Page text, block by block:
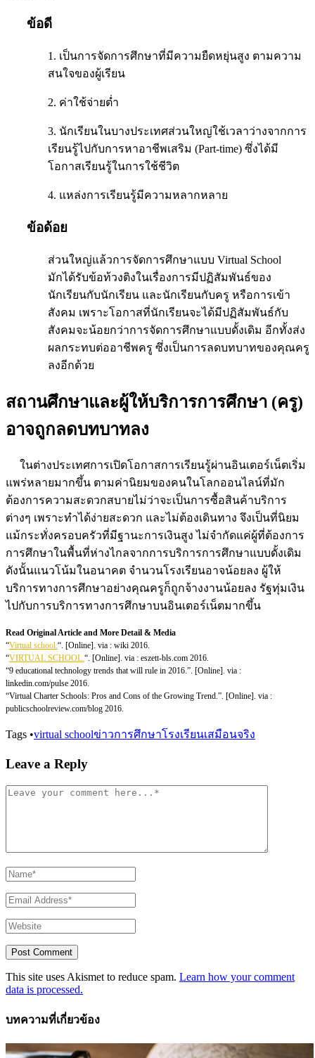
ข้อดี
1. เป็นการจัดการศึกษาที่มีความยืดหยุ่นสูง ตามความ
สนใจของผู้เรียน
2. ค่าใช้จ่ายต่ำ
3. นักเรียนในบางประเทศส่วนใหญ่ใช้เวลาว่างจากการ
เรียนรู้ไปกับการหาอาชีพเสริม (Part-time) ซึ่งได้มี
โอกาสเรียนรู้ในการใช้ชีวิต
4. แหล่งการเรียนรู้มีความหลากหลาย
ข้อด้อย
ส่วนใหญ่แล้วการจัดการศึกษาแบบ Virtual School
มักได้รับข้อท้วงติงในเรื่องการมีปฏิสัมพันธ์ของ
นักเรียนกับนักเรียน และนักเรียนกับครู หรือการเข้า
สังคม เพราะโอกาสที่นักเรียนจะได้มีปฏิสัมพันธ์กับ
สังคมจะน้อยกว่าการจัดการศึกษาแบบดั้งเดิม อีกทั้งส่ง
ผลกระทบต่ออาชีพครู ซึ่งเป็นการลดบทบาทของคุณครู
ลงอีกด้วย
สถานศึกษาและผู้ให้บริการการศึกษา (ครู)
อาจถูกลดบทบาทลง
ในต่างประเทศการเปิดโอกาสการเรียนรู้ผ่านอินเตอร์เน็ตเริ่ม
แพร่หลายมากขึ้น ตามค่านิยมของคนในโลกออนไลน์ที่มัก
ต้องการความสะดวกสบายไม่ว่าจะเป็นการซื้อสินค้าบริการ
ต่างๆ เพราะทำได้ง่ายสะดวก และไม่ต้องเดินทาง จึงเป็นที่นิยม
แม้กระทั่งครอบครัวที่มีฐานะการเงินสูง ไม่จำกัดแค่ผู้ที่ต้องการ
การศึกษาในพื้นที่ห่างไกลจากการบริการการศึกษาแบบดั้งเดิม
ดังนั้นแนวโน้มในอนาคต จำนวนโรงเรียนอาจน้อยลง ผู้ให้
บริการทางการศึกษาอย่างคุณครูก็ถูกจ้างงานน้อยลง รัฐทุ่มเงิน
ไปกับการบริการทางการศึกษาบนอินเตอร์เน็ตมากขึ้น
Read Original Article and More Detail & Media
“Virtual school.“. [Online]. via : wiki 2016.
“VIRTUAL SCHOOL.“. [Online]. via : eszett-bls.com 2016.
“9 educational technology trends that will rule in 2016.”. [Online]. via :
linkedin.com/pulse 2016.
“Virtual Charter Schools: Pros and Cons of the Growing Trend.”. [Online]. via :
publicschoolreview.com/blog 2016.
Tags •virtual schoolข่าวการศึกษาโรงเรียนเสมือนจริง
Leave a Reply
This site uses Akismet to reduce spam. Learn how your comment
data is processed.
บทความที่เกี่ยวข้อง